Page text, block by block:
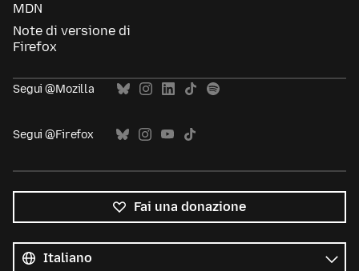
MDN
Note di versione di
Firefox
Segui @Mozilla
Segui @Firefox
Fai una donazione
le
lingue
Lingua